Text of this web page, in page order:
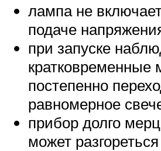
лампа не
подаче
при запуске
кратковременные
постепенно
равномерное
прибор долго
может